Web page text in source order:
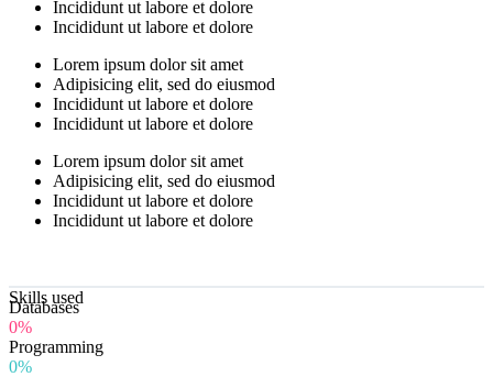
Incididunt ut labore et dolore
Incididunt ut labore et dolore
Lorem ipsum dolor sit amet
Adipisicing elit, sed do eiusmod
Incididunt ut labore et dolore
Incididunt ut labore et dolore
Lorem ipsum dolor sit amet
Adipisicing elit, sed do eiusmod
Incididunt ut labore et dolore
Incididunt ut labore et dolore
Skills used
Databases
0%
Programming
0%